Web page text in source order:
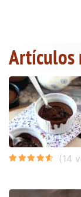
Artículos